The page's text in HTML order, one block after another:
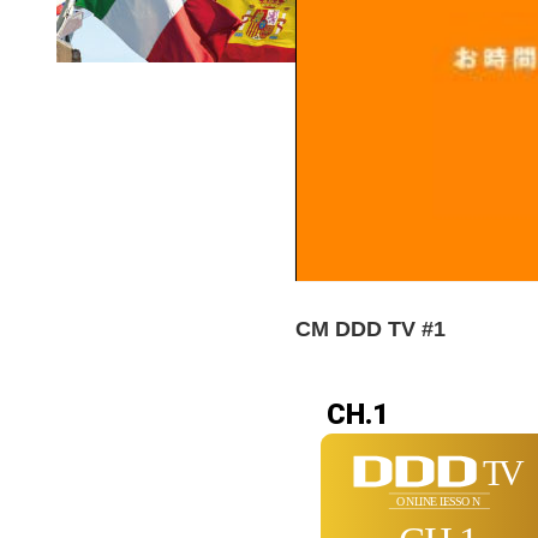
CM DDD TV #1
CH.1